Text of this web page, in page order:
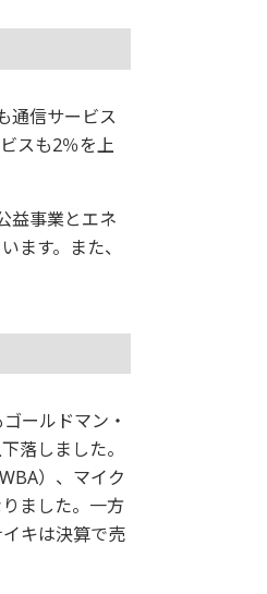
通信サービス
スも2％を上
益事業とエネ
ます。また、
ールドマン・
落しました。
）、マイク
ました。一方
キは決算で売